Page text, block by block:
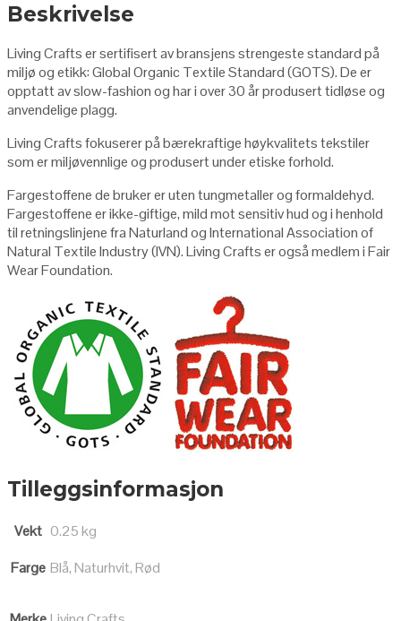
Beskrivelse
Living Crafts er sertifisert av bransjens strengeste standard på
miljø og etikk: Global Organic Textile Standard (GOTS). De er
opptatt av slow-fashion og har i over 30 år produsert tidløse og
anvendelige plagg.
Living Crafts fokuserer på bærekraftige høykvalitets tekstiler
som er miljøvennlige og produsert under etiske forhold.
Fargestoffene de bruker er uten tungmetaller og formaldehyd.
Fargestoffene er ikke-giftige, mild mot sensitiv hud og i henhold
til retningslinjene fra Naturland og International Association of
Natural Textile Industry (IVN). Living Crafts er også medlem i Fair
Wear Foundation.
Tilleggsinformasjon
Vekt 0.25 kg
Farge Blå, Naturhvit, Rød